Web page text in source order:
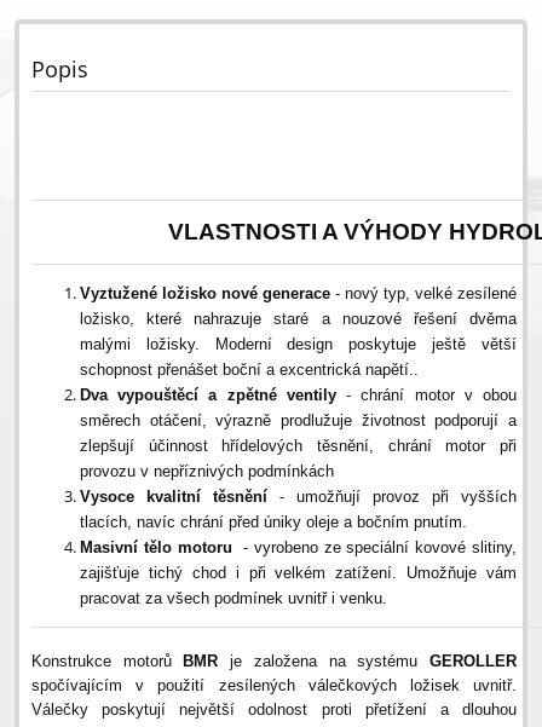
Popis
VLASTNOSTI A VÝHODY
Vyztužené ložisko nové generace - nový typ, velké zesílené
ložisko, které nahrazuje staré a nouzové řešení dvěma
malými ložisky. Moderní design poskytuje ještě větší
schopnost přenášet boční a excentrická napětí..
Dva vypouštěcí a zpětné ventily- chrání motor v obou
směrech otáčení, výrazně prodlužuje životnost podporují a
zlepšují účinnost hřídelových těsnění, chrání motor při
provozu v nepříznivých podmínkách
Vysoce kvalitní těsnění - umožňují provoz při vyšších
tlacích, navíc chrání před úniky oleje a bočním pnutím.
Masivní tělo motoru
- vyrobeno ze speciální kovové slitiny,
zajišťuje tichý chod i při velkém zatížení. Umožňuje vám
pracovat za všech podmínek uvnitř i venku.
Konstrukce motorůBMR je založena na systémuGEROLLER
spočívajícím v použití zesílených válečkových ložisek uvnitř.
Válečky poskytují největší odolnost proti přetížení a dlouhou